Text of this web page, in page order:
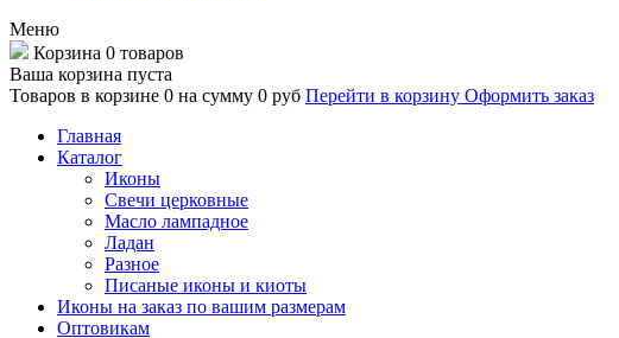
Меню
Корзина 0 товаров
Ваша корзина пуста
Товаров в корзине 0 на сумму 0 руб Перейти в корзину Оформить заказ
Главная
Каталог
Иконы
Свечи церковные
Масло лампадное
Ладан
Разное
Писаные иконы и киоты
Иконы на заказ по вашим размерам
Оптовикам